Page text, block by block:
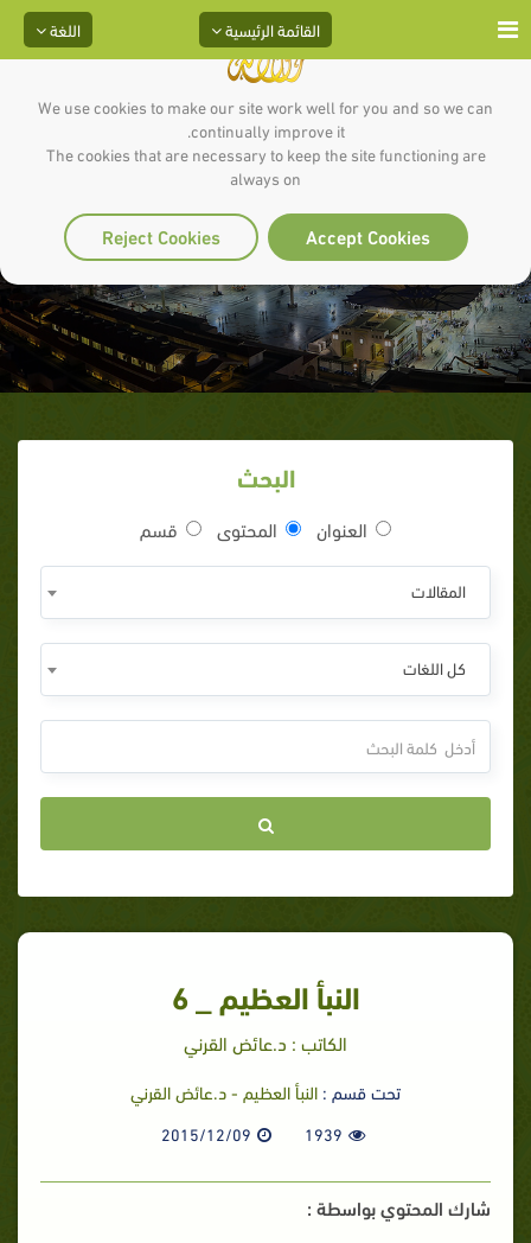
We use cookies to make our site work well for you and so we can
continually improve it.
The cookies that are necessary to keep the site functioning are
always on
Accept Cookies
Reject Cookies
اللغة القائمة الرئيسية
النبأ العظيم _ 6
البحث
العنوان المحتوى قسم
المقالات
كل اللغات
النبأ العظيم _ 6
الكاتب : د.عائض القرني
تحت قسم : النبأ العظيم - د.عائض القرني
1939
2015/12/09
شارك المحتوي بواسطة :